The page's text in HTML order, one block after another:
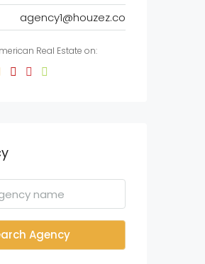
agency1@houzez.co
Real Estate on:
Agency